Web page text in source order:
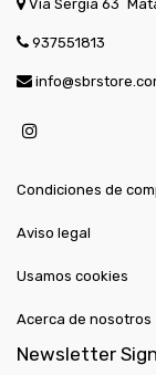
Via Sergia 63
937551813
Condiciones de
Aviso legal
Usamos cookies
Acerca de nosotros
Newsletter